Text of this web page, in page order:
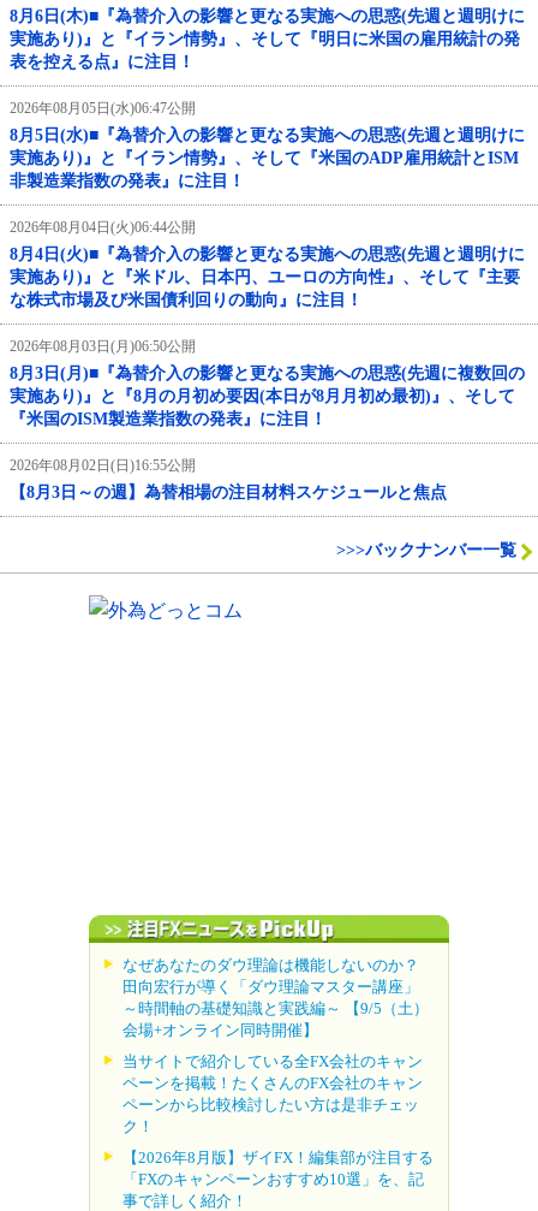
8月6日(木)■『為替介入の影響と更なる実施への思惑(先週と週明けに
実施あり)』と『イラン情勢』、そして『明日に米国の雇用統計の発
表を控える点』に注目！
2026年08月05日(水)06:47公開
8月5日(水)■『為替介入の影響と更なる実施への思惑(先週と週明けに
実施あり)』と『イラン情勢』、そして『米国のADP雇用統計とISM
非製造業指数の発表』に注目！
2026年08月04日(火)06:44公開
8月4日(火)■『為替介入の影響と更なる実施への思惑(先週と週明けに
実施あり)』と『米ドル、日本円、ユーロの方向性』、そして『主要
な株式市場及び米国債利回りの動向』に注目！
2026年08月03日(月)06:50公開
8月3日(月)■『為替介入の影響と更なる実施への思惑(先週に複数回の
実施あり)』と『8月の月初め要因(本日が8月月初め最初)』、そして
『米国のISM製造業指数の発表』に注目！
2026年08月02日(日)16:55公開
【8月3日～の週】為替相場の注目材料スケジュールと焦点
>>>バックナンバー一覧
なぜあなたのダウ理論は機能しないのか？
田向宏行が導く「ダウ理論マスター講座」
～時間軸の基礎知識と実践編～ 【9/5（土）
会場+オンライン同時開催】
当サイトで紹介している全FX会社のキャン
ペーンを掲載！たくさんのFX会社のキャン
ペーンから比較検討したい方は是非チェッ
ク！
【2026年8月版】ザイFX！編集部が注目する
「FXのキャンペーンおすすめ10選」を、記
事で詳しく紹介！